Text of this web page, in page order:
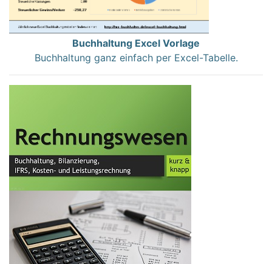
Buchhaltung Excel Vorlage
Buchhaltung ganz einfach per Excel-Tabelle.